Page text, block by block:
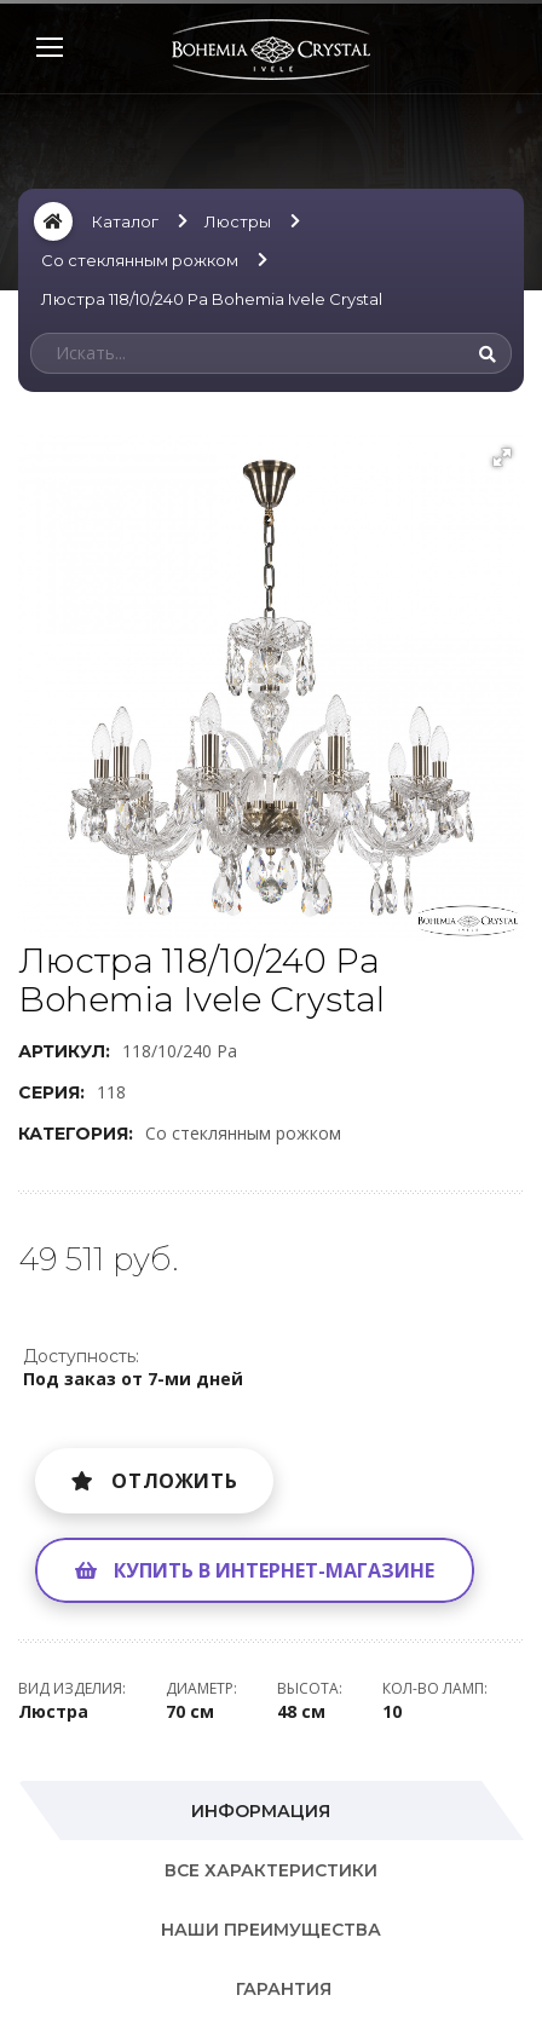
Каталог
Люстры
Со стеклянным рожком
Люстра 118/10/240 Pa Bohemia Ivele Crystal
Люстра 118/10/240 Pa
Bohemia Ivele Crystal
АРТИКУЛ: 118/10/240 Pa
СЕРИЯ: 118
КАТЕГОРИЯ: Со стеклянным рожком
49 511 руб.
Доступность:
Под заказ от 7-ми дней
ОТЛОЖИТЬ
КУПИТЬ В ИНТЕРНЕТ-МАГАЗИНЕ
ВИД ИЗДЕЛИЯ:
Люстра
ДИАМЕТР:
70 см
ВЫСОТА:
48 см
КОЛ-ВО ЛАМП:
10
ИНФОРМАЦИЯ
ВСЕ ХАРАКТЕРИСТИКИ
НАШИ ПРЕИМУЩЕСТВА
ГАРАНТИЯ